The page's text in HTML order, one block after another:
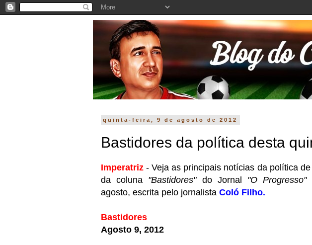
quinta-feira, 9 de agosto de 2012
Bastidores da política desta
Imperatriz- Veja as principais notícias da política
da coluna "Bastidores"do Jornal "O Progresso"
agosto, escrita pelo jornalista Coló Filho.
Bastidores
Agosto 9, 2012